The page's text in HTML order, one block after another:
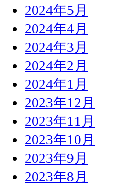
2024年5月
2024年4月
2024年3月
2024年2月
2024年1月
2023年12月
2023年11月
2023年10月
2023年9月
2023年8月